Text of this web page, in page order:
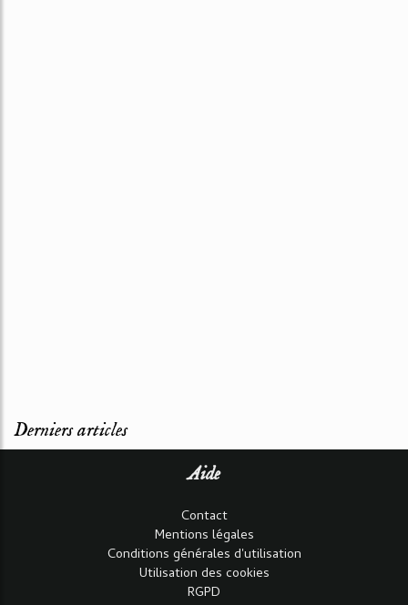
Derniers articles
Aide
Contact
Mentions légales
Conditions générales d'utilisation
Utilisation des cookies
RGPD